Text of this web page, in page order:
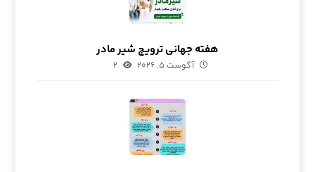
هفته جهانی ترویج شیر مادر
آگوست ۵, ۲۰۲۶ ۲